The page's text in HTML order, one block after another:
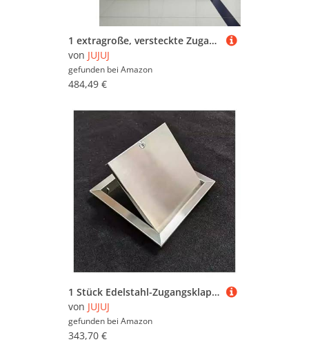
1 extragroße, versteckte Zugangsklappe for Aufdrücken – for Verbergen von Kabeln und Messgeräten in Garage, Dachboden und mehr(White,600x800mm)
von JUJUJ
gefunden bei Amazon
484,49 €
1 Stück Edelstahl-Zugangsklappe mit Schloss – langlebige Zugangstür mit Drehschloss for einfache Wartung und Installation(34x34in)
von JUJUJ
gefunden bei Amazon
343,70 €